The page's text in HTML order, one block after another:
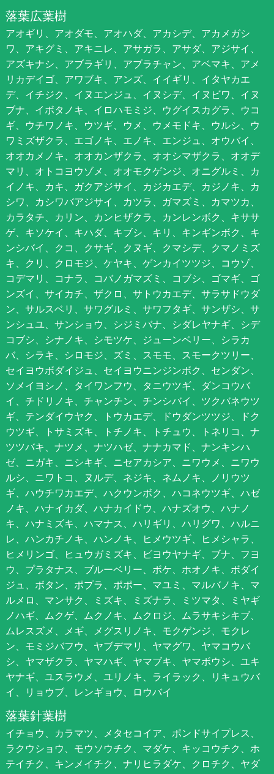
落葉広葉樹
アオギリ、アオダモ、アオハダ、アカシデ、アカメガシ
ワ、アキグミ、アキニレ、アサガラ、アサダ、アジサイ、
アズキナシ、アブラギリ、アブラチャン、アベマキ、アメ
リカデイゴ、アワブキ、アンズ、イイギリ、イタヤカエ
デ、イチジク、イヌエンジュ、イヌシデ、イヌビワ、イヌ
ブナ、イボタノキ、イロハモミジ、ウグイスカグラ、ウコ
ギ、ウチワノキ、ウツギ、ウメ、ウメモドキ、ウルシ、ウ
ワミズザクラ、エゴノキ、エノキ、エンジュ、オウバイ、
オオカメノキ、オオカンザクラ、オオシマザクラ、オオデ
マリ、オトコヨウゾメ、オオモクゲンジ、オニグルミ、カ
イノキ、カキ、ガクアジサイ、カジカエデ、カジノキ、カ
シワ、カシワバアジサイ、カツラ、ガマズミ、カマツカ、
カラタチ、カリン、カンヒザクラ、カンレンボク、キササ
ゲ、キソケイ、キハダ、キブシ、キリ、キンギンボク、キ
ンシバイ、クコ、クサギ、クヌギ、クマシデ、クマノミズ
キ、クリ、クロモジ、ケヤキ、ゲンカイツツジ、コウゾ、
コデマリ、コナラ、コバノガマズミ、コブシ、ゴマギ、ゴ
ンズイ、サイカチ、ザクロ、サトウカエデ、サラサドウダ
ン、サルスベリ、サワグルミ、サワフタギ、サンザシ、サ
ンシュユ、サンショウ、シジミバナ、シダレヤナギ、シデ
コブシ、シナノキ、シモツケ、ジューンベリー、シラカ
バ、シラキ、シロモジ、ズミ、スモモ、スモークツリー、
セイヨウボダイジュ、セイヨウニンジンボク、センダン、
ソメイヨシノ、タイワンフウ、タニウツギ、ダンコウバ
イ、チドリノキ、チャンチン、チンシバイ、ツクバネウツ
ギ、テンダイウヤク、トウカエデ、ドウダンツツジ、ドク
ウツギ、トサミズキ、トチノキ、トチュウ、トネリコ、ナ
ツツバキ、ナツメ、ナツハゼ、ナナカマド、ナンキンハ
ゼ、ニガキ、ニシキギ、ニセアカシア、ニワウメ、ニワウ
ルシ、ニワトコ、ヌルデ、ネジキ、ネムノキ、ノリウツ
ギ、ハウチワカエデ、ハクウンボク、ハコネウツギ、ハゼ
ノキ、ハナイカダ、ハナカイドウ、ハナズオウ、ハナノ
キ、ハナミズキ、ハマナス、ハリギリ、ハリグワ、ハルニ
レ、ハンカチノキ、ハンノキ、ヒメウツギ、ヒメシャラ、
ヒメリンゴ、ヒュウガミズキ、ビヨウヤナギ、ブナ、フヨ
ウ、プラタナス、ブルーベリー、ボケ、ホオノキ、ボダイ
ジュ、ボタン、ポプラ、ポポー、マユミ、マルバノキ、マ
ルメロ、マンサク、ミズキ、ミズナラ、ミツマタ、ミヤギ
ノハギ、ムクゲ、ムクノキ、ムクロジ、ムラサキシキブ、
ムレスズメ、メギ、メグスリノキ、モクゲンジ、モクレ
ン、モミジバフウ、ヤブデマリ、ヤマグワ、ヤマコウバ
シ、ヤマザクラ、ヤマハギ、ヤマブキ、ヤマボウシ、ユキ
ヤナギ、ユスラウメ、ユリノキ、ライラック、リキュウバ
イ、リョウブ、レンギョウ、ロウバイ
落葉針葉樹
イチョウ、カラマツ、メタセコイア、ポンドサイプレス、
ラクウショウ、モウソウチク、マダケ、キッコウチク、ホ
テイチク、キンメイチク、ナリヒラダケ、クロチク、ヤダ